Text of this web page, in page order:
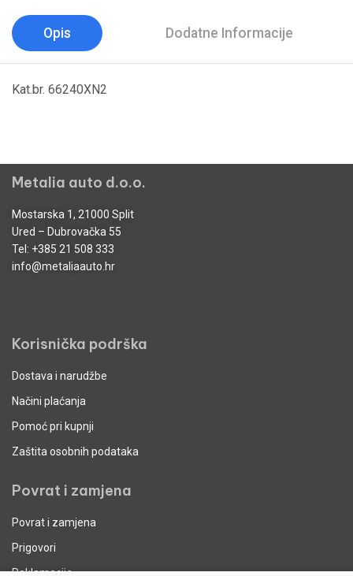
Opis Dodatne Informacije
Kat.br. 66240XN2
Metalia auto d.o.o.
Mostarska 1, 21000 Split
Ured – Dubrovačka 55
Tel: +385 21 508 333
info@metaliaauto.hr
Korisnička podrška
Dostava i narudžbe
Načini plaćanja
Pomoć pri kupnji
Zaštita osobnih podataka
Povrat i zamjena
Povrat i zamjena
Prigovori
Reklamacije